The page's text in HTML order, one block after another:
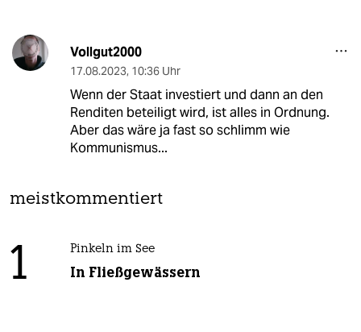
Vollgut2000
17.08.2023, 10:36 Uhr
Wenn der Staat investiert und dann an den
Renditen beteiligt wird, ist alles in Ordnung.
Aber das wäre ja fast so schlimm wie
Kommunismus...
meistkommentiert
1 Pinkeln im See
In Fließgewässern